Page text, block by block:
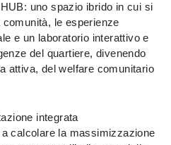
uno spazio ibrido in cui si
le esperienze
e un laboratorio interattivo e
del quartiere, divenendo
attiva, del welfare comunitario
integrata
calcolare la massimizzazione